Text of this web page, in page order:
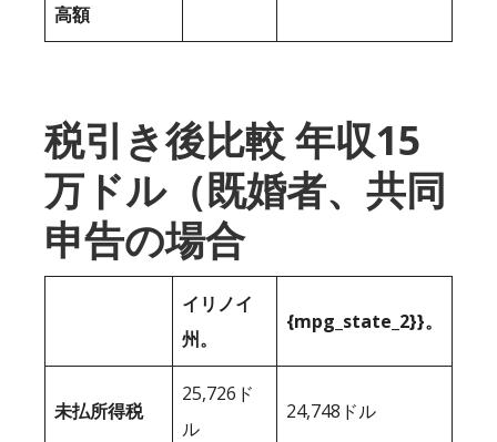
高額
税引き後比較 年収15
万ドル（既婚者、共同
申告の場合
イリノイ
州。
{mpg_state_2}}。
未払所得税
25,726ド
ル
24,748ドル